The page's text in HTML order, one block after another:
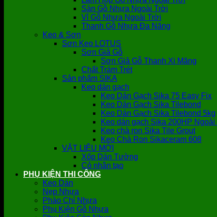
Sàn Gỗ Nhựa Ngoài Trời
Vỉ Gỗ Nhựa Ngoài Trời
Thanh Gỗ Nhựa Đa Năng
Keo & Sơn
Sơn Keo LOTUS
Sơn Giả Gỗ
Sơn Giả Gỗ Thanh Xi Măng
Chất Trám Trét
Sản phẩm SIKA
Keo dán gạch
Keo Dán Gạch Sika 75 Easy Fix
Keo Dán Gạch Sika Tilebond
Keo Dán Gạch Sika Tilebond 5kg
Keo dán gạch Sika 200HP
Keo chà ron Sika Tile Grout
Keo Chà Ron Sikaceram 608
VẬT LIỆU MỚI
Xốp Dán Tường
Cỏ nhân tạo
PHỤ KIỆN THI CÔNG
Keo Dán
Nẹp Nhựa
Phào Chỉ Nhựa
Phụ Kiện Gỗ Nhựa